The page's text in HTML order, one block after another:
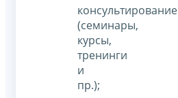
консультирование
(семинары,
курсы,
тренинги
и
пр.);